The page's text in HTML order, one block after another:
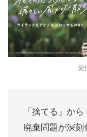
提
「捨てる」か
廃棄問題が深刻